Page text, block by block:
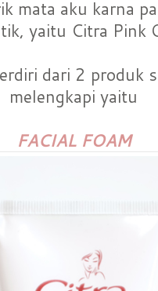
mata aku karna
yaitu Citra Pink
dari 2 produk
melengkapi yaitu
FACIAL FOAM